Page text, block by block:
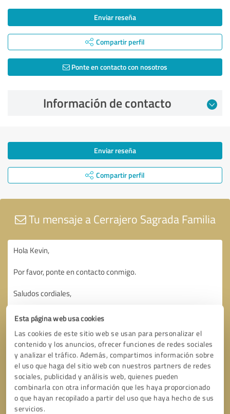
Esta página web usa cookies
Las cookies de este sitio web se usan para personalizar el
contenido y los anuncios, ofrecer funciones de redes sociales
y analizar el tráfico. Además, compartimos información sobre
el uso que haga del sitio web con nuestros partners de redes
sociales, publicidad y análisis web, quienes pueden
combinarla con otra información que les haya proporcionado
o que hayan recopilado a partir del uso que haya hecho de sus
servicios.
Enviar reseña
Compartir perfil
Ponte en contacto con nosotros
Información de contacto
Enviar reseña
Compartir perfil
Tu mensaje a Cerrajero Sagrada Familia